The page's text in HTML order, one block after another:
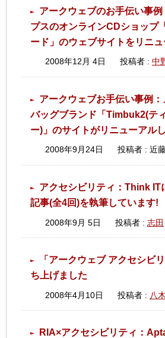
アークウェブのお手伝い事
プスのオンラインCDショップ
ード」のウェブサイトをリニ
2008年12月 4日 投稿者 : 中
アークウェブお手伝い事例
バッグブランド「Timbuk2(テ
ー)」のサイトがリニューアルし
2008年9月24日 投稿者 : 近
アクセシビリティ：Think IT
記事(全4回)を執筆しています!
2008年9月 5日 投稿者 : 志田
「アークウェブ アクセシビ
ち上げました
2008年4月10日 投稿者 : 八木
RIA×アクセシビリティ：